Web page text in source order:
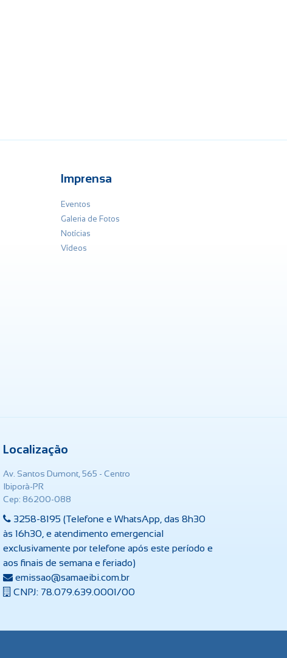
Imprensa
Eventos
Galeria de Fotos
Notícias
Vídeos
Localização
Av. Santos Dumont, 565 - Centro
Ibiporã-PR
Cep: 86200-088
3258-8195 (Telefone e WhatsApp, das 8h30
às 16h30, e atendimento emergencial
exclusivamente por telefone após este período e
aos finais de semana e feriado)
emissao@samaeibi.com.br
CNPJ: 78.079.639.0001/00